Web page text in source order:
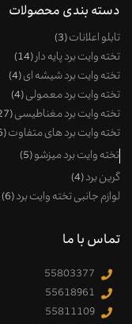
دسته بندی محصولات
تابلو اعلانات 3
تخته وایت برد پایه دار 14
تخته وایت برد شیشه ای 4
تخته وایت برد معمولی 4
تخته وایت برد مغناطیسی
تخته وایت برد های متفاوت
تخته وایت برد میزشو 5
گرین برد 4
لوازم جانبی تخته وایت برد 6
تماس با ما
55803377
55618961
55811109